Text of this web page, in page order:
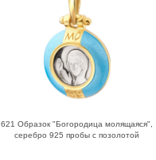
621 Образок "Богородица молящаяся",
серебро 925 пробы с позолотой